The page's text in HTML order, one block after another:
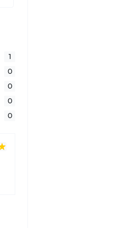
1
0
0
0
0